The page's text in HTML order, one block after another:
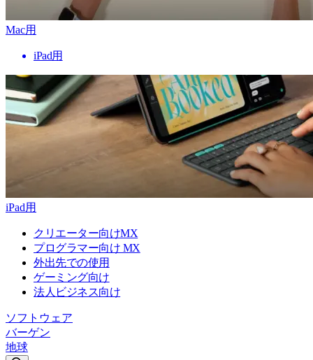
Mac用
iPad用
iPad用
クリエーター向けMX
プログラマー向け MX
外出先での使用
ゲーミング向け
法人ビジネス向け
ソフトウェア
バーゲン
地球